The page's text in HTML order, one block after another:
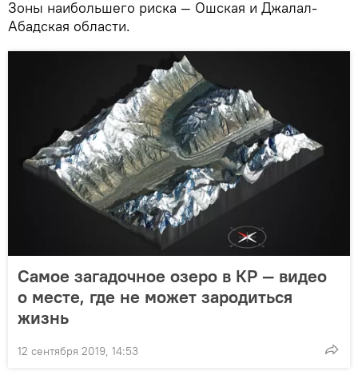
Зоны наибольшего риска — Ошская и Джалал-
Абадская области.
Самое загадочное озеро в КР — видео
о месте, где не может зародиться
жизнь
12 сентября 2019, 14:53